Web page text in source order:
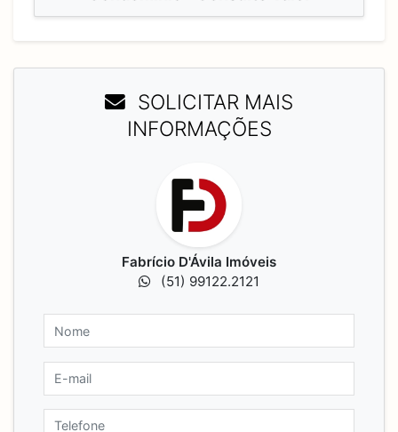
SOLICITAR MAIS
INFORMAÇÕES
Fabrício D'Ávila Imóveis
(51) 99122.2121